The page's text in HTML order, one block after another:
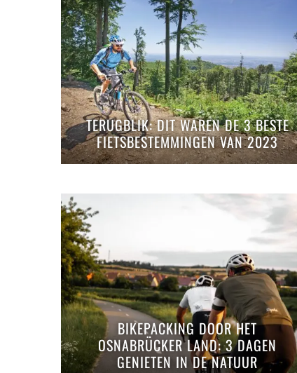
TERUGBLIK: DIT WAREN DE 3 BESTE
FIETSBESTEMMINGEN VAN 2023
BIKEPACKING DOOR HET
OSNABRÜCKER LAND: 3 DAGEN
GENIETEN IN DE NATUUR